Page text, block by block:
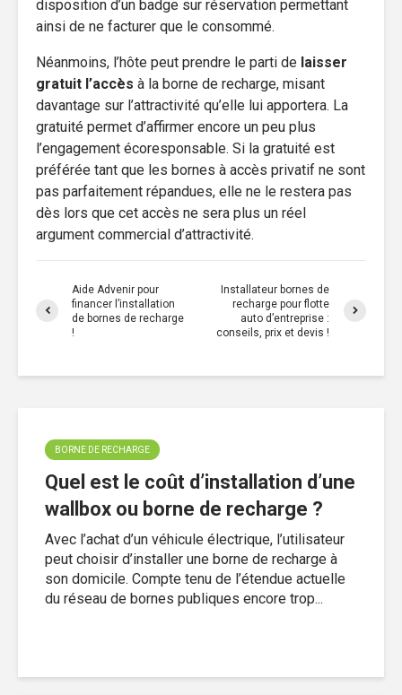
disposition d’un badge sur réservation permettant
ainsi de ne facturer que le consommé.
Néanmoins, l’hôte peut prendre le parti de laisser
gratuit l’accès à la borne de recharge, misant
davantage sur l’attractivité qu’elle lui apportera. La
gratuité permet d’affirmer encore un peu plus
l’engagement écoresponsable. Si la gratuité est
préférée tant que les bornes à accès privatif ne sont
pas parfaitement répandues, elle ne le restera pas
dès lors que cet accès ne sera plus un réel
argument commercial d’attractivité.
Aide Advenir pour
financer l’installation
de bornes de recharge
!
Installateur bornes de
recharge pour flotte
auto d’entreprise :
conseils, prix et devis !
BORNE DE RECHARGE
Quel est le coût d’installation d’une
wallbox ou borne de recharge ?
Avec l’achat d’un véhicule électrique, l’utilisateur
peut choisir d’installer une borne de recharge à
son domicile. Compte tenu de l’étendue actuelle
du réseau de bornes publiques encore trop...